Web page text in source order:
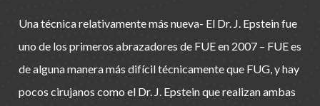
Una técnica relativamente más nueva- El Dr. J. Epstein fue
uno de los primeros abrazadores de FUE en 2007 – FUE es
de alguna manera más difícil técnicamente que FUG, y hay
pocos cirujanos como el Dr. J. Epstein que realizan ambas